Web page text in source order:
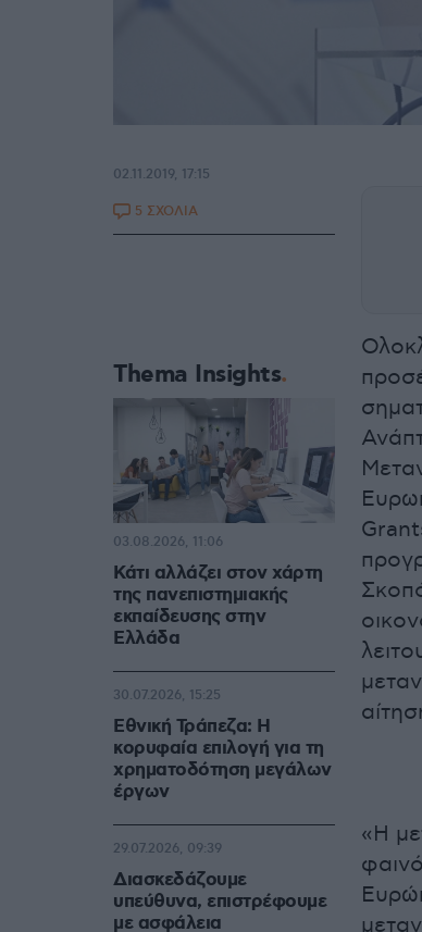
«Η
02.11.2019, 17:15
5 ΣΧΟΛΙΑ
Thema Insights
Κάτι αλλάζει στον χάρτη
της πανεπιστημιακής
εκπαίδευσης στην
Ελλάδα
03.08.2026, 11:06
Εθνική Τράπεζα: Η
κορυφαία επιλογή για τη
χρηματοδότηση μεγάλων
έργων
30.07.2026, 15:25
Διασκεδάζουμε
υπεύθυνα, επιστρέφουμε
με ασφάλεια
29.07.2026, 09:39